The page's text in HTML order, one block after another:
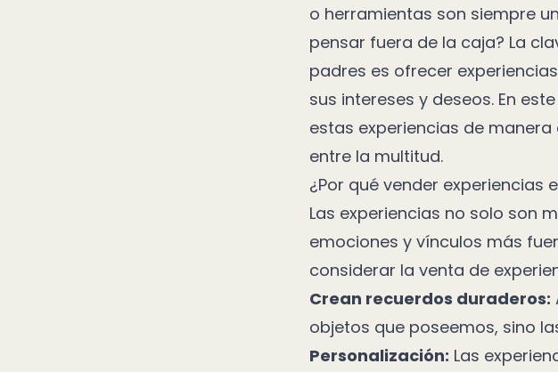
o herramientas son siempre
pensar fuera de la caja? La
padres es ofrecer
sus intereses y deseos. En
estas experiencias de
entre la multitud.
¿Por qué vender experiencias
Las experiencias no solo son
emociones y vínculos más
considerar la venta de
Crean recuerdos duraderos:
objetos que poseemos, sino
Personalización: Las